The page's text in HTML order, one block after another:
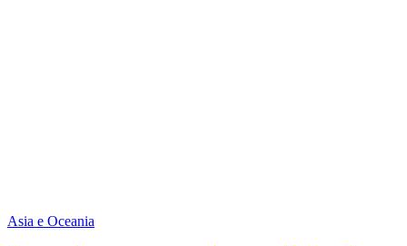
Asia e Oceania